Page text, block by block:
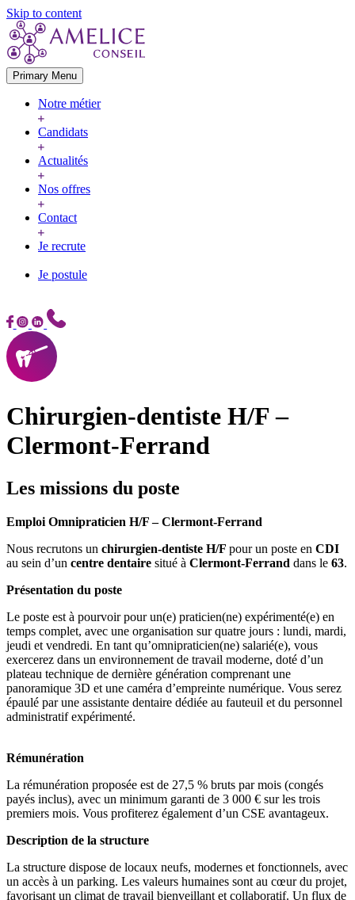
Skip to content
Primary Menu
Notre métier
Candidats
Actualités
Nos offres
Contact
Je recrute
Je postule
Chirurgien-dentiste H/F –
Clermont-Ferrand
Les missions du poste
Emploi Omnipraticien H/F – Clermont-Ferrand
Nous recrutons un chirurgien-dentiste H/F pour un poste en CDI
au sein d’un centre dentaire situé à Clermont-Ferrand dans le 63.
Présentation du poste
Le poste est à pourvoir pour un(e) praticien(ne) expérimenté(e) en
temps complet, avec une organisation sur quatre jours : lundi, mardi,
jeudi et vendredi. En tant qu’omnipraticien(ne) salarié(e), vous
exercerez dans un environnement de travail moderne, doté d’un
plateau technique de dernière génération comprenant une
panoramique 3D et une caméra d’empreinte numérique. Vous serez
épaulé par une assistante dentaire dédiée au fauteuil et du personnel
administratif expérimenté.
Rémunération
La rémunération proposée est de 27,5 % bruts par mois (congés
payés inclus), avec un minimum garanti de 3 000 € sur les trois
premiers mois. Vous profiterez également d’un CSE avantageux.
Description de la structure
La structure dispose de locaux neufs, modernes et fonctionnels, avec
un accès à un parking. Les valeurs humaines sont au cœur du projet,
favorisant un climat de travail bienveillant et collaboratif. Un flux de